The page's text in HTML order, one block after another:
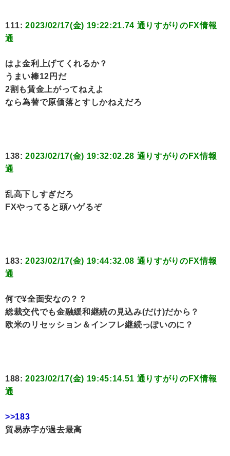
111:2023/02/17(金) 19:22:21.74 通りすがりのFX情報
通
はよ金利上げてくれるか？
うまい棒12円だ
2割も賃金上がってねえよ
なら為替で原価落とすしかねえだろ
138:2023/02/17(金) 19:32:02.28 通りすがりのFX情報
通
乱高下しすぎだろ
FXやってると頭ハゲるぞ
183:2023/02/17(金) 19:44:32.08 通りすがりのFX情報
通
何で¥全面安なの？？
総裁交代でも金融緩和継続の見込み(だけ)だから？
欧米のリセッション＆インフレ継続っぽいのに？
188:2023/02/17(金) 19:45:14.51 通りすがりのFX情報
通
>>183
貿易赤字が過去最高